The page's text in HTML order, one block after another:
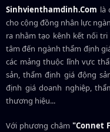
Sinhvienthamdinh.Com là
cho cộng đồng nhân lực
ra nhằm tạo kênh kết nối
tâm đến ngành thẩm định
các mảng thuộc lĩnh vực
sản, thẩm định giá động
định giá doanh nghiệp,
thương hiệu...
Với phương châm"Connet